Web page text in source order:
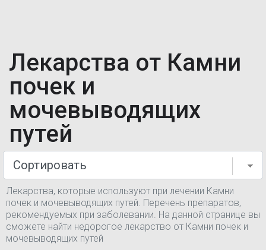
Лекарства от Камни
почек и
мочевыводящих
путей
Лекарства, которые используют при лечении Камни
почек и мочевыводящих путей. Перечень препаратов,
рекомендуемых при заболевании. На данной странице вы
сможете найти недорогое лекарство от Камни почек и
мочевыводящих путей